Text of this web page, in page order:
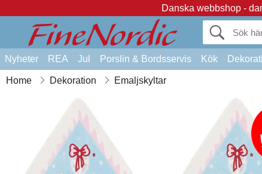
Danska webbshop -
Nyheter REA Jul Porslin & Bordsservis Kök
Home Dekoration Emaljskyltar